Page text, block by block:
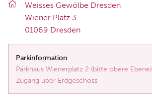
Weis­ses Ge­wöl­be Dres­den
Wie­ner Platz 3
01069 Dres­den
Parkinformation
Parkhaus Wienerplatz 2 (bitte obere Ebene)
Zugang über Erdgeschoss